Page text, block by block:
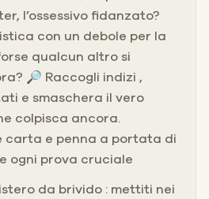
l’ossessivo fidanzato?
con un debole per la
qualcun altro si
🔎 Raccogli indizi ,
e smaschera il vero
colpisca ancora.
carta e penna a portata di
ogni prova cruciale
da brivido : mettiti nei